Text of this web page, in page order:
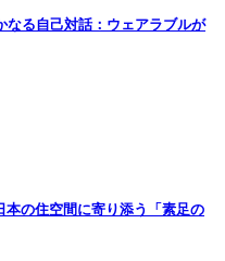
なる自己対話：ウェアラブルが
の住空間に寄り添う「素足の